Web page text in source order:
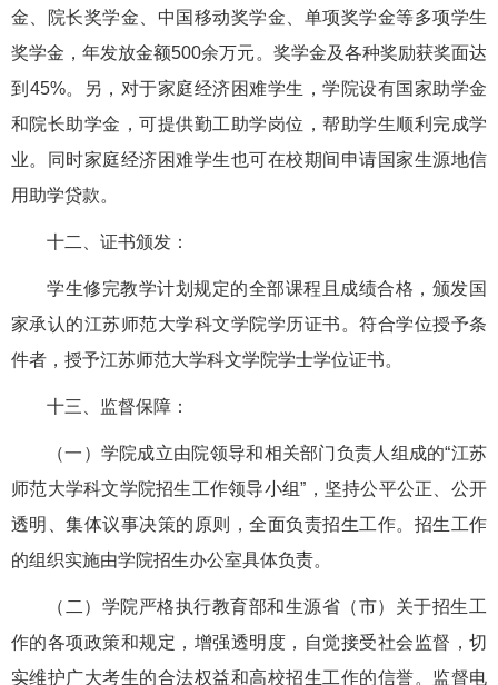
金、院长奖学金、中国移动奖学金、单项奖学金等多项学生
奖学金，年发放金额500余万元。奖学金及各种奖励获奖面达
到45%。另，对于家庭经济困难学生，学院设有国家助学金
和院长助学金，可提供勤工助学岗位，帮助学生顺利完成学
业。同时家庭经济困难学生也可在校期间申请国家生源地信
用助学贷款。
十二、证书颁发：
学生修完教学计划规定的全部课程且成绩合格，颁发国
家承认的江苏师范大学科文学院学历证书。符合学位授予条
件者，授予江苏师范大学科文学院学士学位证书。
十三、监督保障：
（一）学院成立由院领导和相关部门负责人组成的“江苏
师范大学科文学院招生工作领导小组”，坚持公平公正、公开
透明、集体议事决策的原则，全面负责招生工作。招生工作
的组织实施由学院招生办公室具体负责。
（二）学院严格执行教育部和生源省（市）关于招生工
作的各项政策和规定，增强透明度，自觉接受社会监督，切
实维护广大考生的合法权益和高校招生工作的信誉。监督电